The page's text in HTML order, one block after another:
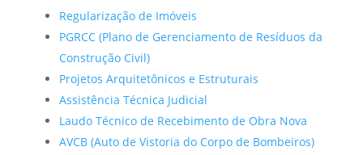
Regularização de Imóveis
PGRCC (Plano de Gerenciamento de Resíduos da
Construção Civil)
Projetos Arquitetônicos e Estruturais
Assistência Técnica Judicial
Laudo Técnico de Recebimento de Obra Nova
AVCB (Auto de Vistoria do Corpo de Bombeiros)